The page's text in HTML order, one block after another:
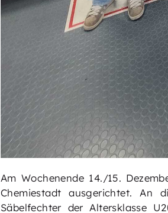
Am Wochenende 14./15.
Chemiestadt ausgerichtet. An
Säbelfechter der Altersklasse